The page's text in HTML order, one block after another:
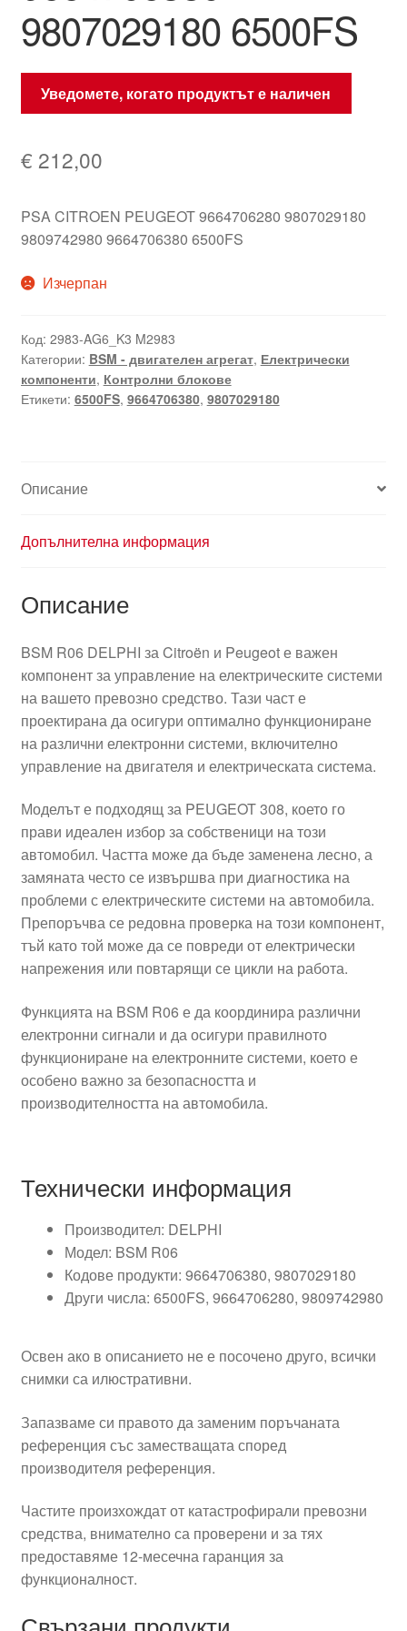
9807029180 6500FS
Уведомете, когато продуктът е наличен
€ 212,00
PSA CITROEN PEUGEOT 9664706280 9807029180
9809742980 9664706380 6500FS
Изчерпан
Код: 2983-AG6_K3 M2983
Категории: BSM - двигателен агрегат, Електрически
компоненти, Контролни блокове
Етикети: 6500FS, 9664706380, 9807029180
Описание
Допълнителна информация
Описание
BSM R06 DELPHI за Citroën и Peugeot е важен
компонент за управление на електрическите системи
на вашето превозно средство. Тази част е
проектирана да осигури оптимално функциониране
на различни електронни системи, включително
управление на двигателя и електрическата система.
Моделът е подходящ за PEUGEOT 308, което го
прави идеален избор за собственици на този
автомобил. Частта може да бъде заменена лесно, а
замяната често се извършва при диагностика на
проблеми с електрическите системи на автомобила.
Препоръчва се редовна проверка на този компонент,
тъй като той може да се повреди от електрически
напрежения или повтарящи се цикли на работа.
Функцията на BSM R06 е да координира различни
електронни сигнали и да осигури правилното
функциониране на електронните системи, което е
особено важно за безопасността и
производителността на автомобила.
Технически информация
Производител: DELPHI
Модел: BSM R06
Кодове продукти: 9664706380, 9807029180
Други числа: 6500FS, 9664706280, 9809742980
Освен ако в описанието не е посочено друго, всички
снимки са илюстративни.
Запазваме си правото да заменим поръчаната
референция със заместващата според
производителя референция.
Частите произхождат от катастрофирали превозни
средства, внимателно са проверени и за тях
предоставяме 12-месечна гаранция за
функционалност.